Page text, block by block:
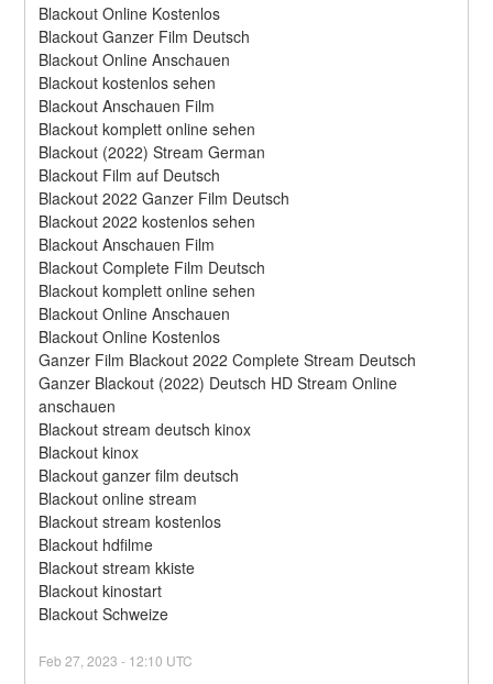
Blackout Online Kostenlos
Blackout Ganzer Film Deutsch
Blackout Online Anschauen
Blackout kostenlos sehen
Blackout Anschauen Film
Blackout komplett online sehen
Blackout (2022) Stream German
Blackout Film auf Deutsch
Blackout 2022 Ganzer Film Deutsch
Blackout 2022 kostenlos sehen
Blackout Anschauen Film
Blackout Complete Film Deutsch
Blackout komplett online sehen
Blackout Online Anschauen
Blackout Online Kostenlos
Ganzer Film Blackout 2022 Complete Stream Deutsch
Ganzer Blackout (2022) Deutsch HD Stream Online
anschauen
Blackout stream deutsch kinox
Blackout kinox
Blackout ganzer film deutsch
Blackout online stream
Blackout stream kostenlos
Blackout hdfilme
Blackout stream kkiste
Blackout kinostart
Blackout Schweize
Feb27 ,2023 - 12:10 UTC